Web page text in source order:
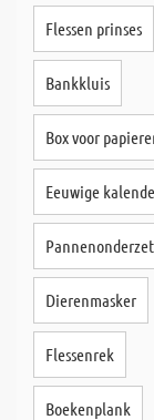
Flessen prinses
Bankkluis
Box voor
Eeuwige
Dierenmasker
Flessenrek
Boekenplank